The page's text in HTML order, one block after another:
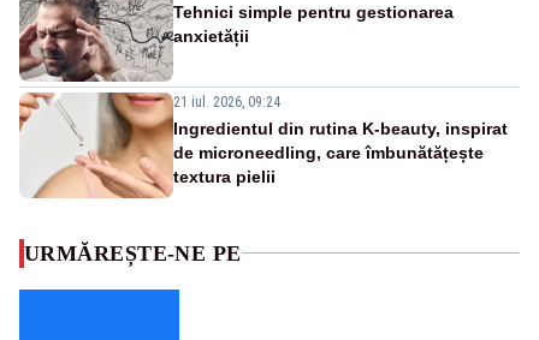
Tehnici simple pentru gestionarea
anxietății
21 iul. 2026, 09:24
Ingredientul din rutina K-beauty, inspirat
de microneedling, care îmbunătățește
textura pielii
URMĂREȘTE-NE PE